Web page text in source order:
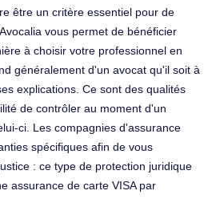
être un critère essentiel pour de
vous permet de bénéficier
à choisir votre professionnel en
généralement d'un avocat qu'il soit à
explications. Ce sont des qualités
de contrôler au moment d'un
ci. Les compagnies d'assurance
spécifiques afin de vous
: ce type de protection juridique
assurance de carte VISA par